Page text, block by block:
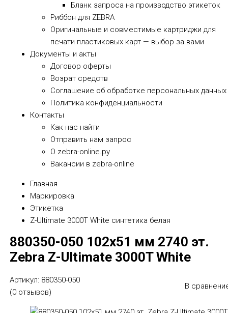
Бланк запроса на производство этикеток
Риббон для ZEBRA
Оригинальные и совместимые картриджи для
печати пластиковых карт — выбор за вами
Документы и акты
​Договор оферты
Возрат средств
Соглашение об обработке персональных данных
Политика конфиденциальности
Контакты
Как нас найти
Отправить нам запрос
О zebra-online.ру
Вакансии в zebra-online
Главная
Маркировка
Этикетка
Z-Ultimate 3000T White синтетика белая
880350-050 102х51 мм 2740 эт.
Zebra Z-Ultimate 3000T White
Артикул: 880350-050
(0 отзывов)
В